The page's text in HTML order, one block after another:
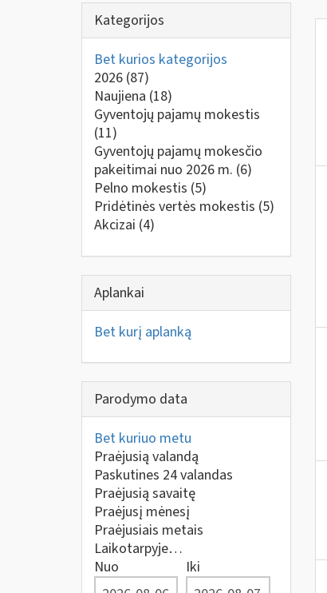
Kategorijos
Bet kurios kategorijos
2026 (87)
Naujiena (18)
Gyventojų pajamų mokestis
(11)
Gyventojų pajamų mokesčio
pakeitimai nuo 2026 m. (6)
Pelno mokestis (5)
Pridėtinės vertės mokestis (5)
Akcizai (4)
Aplankai
Bet kurį aplanką
Parodymo data
Bet kuriuo metu
Praėjusią valandą
Paskutines 24 valandas
Praėjusią savaitę
Praėjusį mėnesį
Praėjusiais metais
Laikotarpyje…
Nuo
Iki